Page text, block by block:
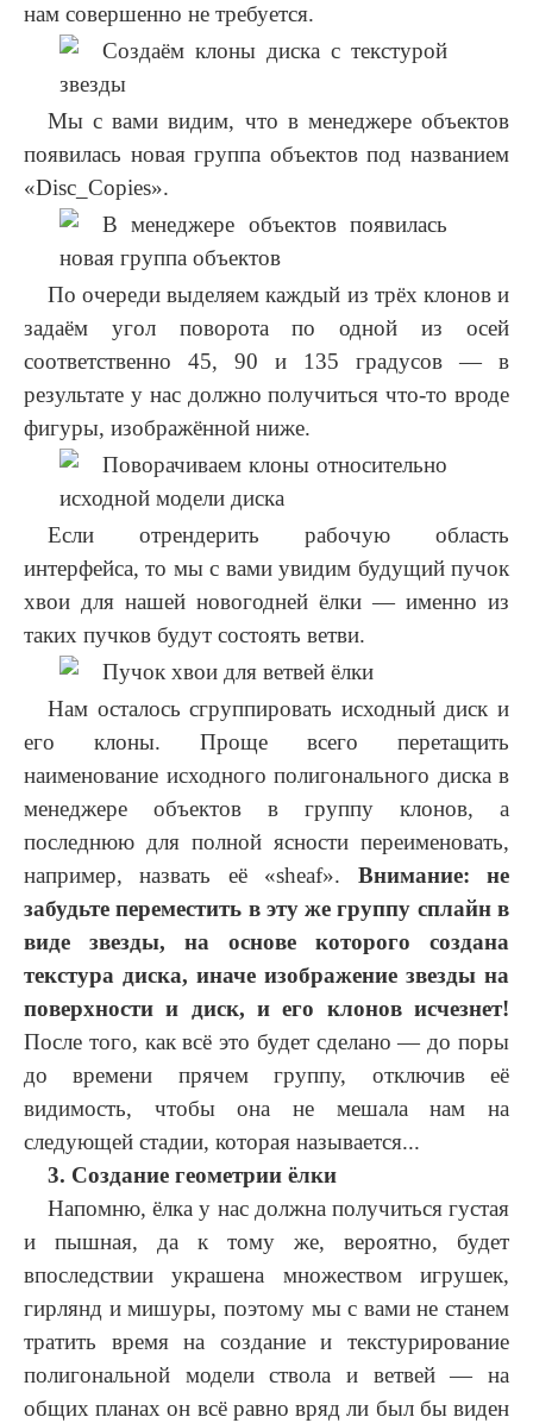
нам совершенно не требуется.
Мы с вами видим, что в менеджере объектов
появилась новая группа объектов под названием
«Disc_Copies».
По очереди выделяем каждый из трёх клонов и
задаём угол поворота по одной из осей
соответственно 45, 90 и 135 градусов — в
результате у нас должно получиться что-то вроде
фигуры, изображённой ниже.
Если отрендерить рабочую область
интерфейса, то мы с вами увидим будущий пучок
хвои для нашей новогодней ёлки — именно из
таких пучков будут состоять ветви.
Нам осталось сгруппировать исходный диск и
его клоны. Проще всего перетащить
наименование исходного полигонального диска в
менеджере объектов в группу клонов, а
последнюю для полной ясности переименовать,
например, назвать её «sheaf». Внимание: не
забудьте переместить в эту же группу сплайн в
виде звезды, на основе которого создана
текстура диска, иначе изображение звезды на
поверхности и диск, и его клонов исчезнет!
После того, как всё это будет сделано — до поры
до времени прячем группу, отключив её
видимость, чтобы она не мешала нам на
следующей стадии, которая называется...
3. Создание геометрии ёлки
Напомню, ёлка у нас должна получиться густая
и пышная, да к тому же, вероятно, будет
впоследствии украшена множеством игрушек,
гирлянд и мишуры, поэтому мы с вами не станем
тратить время на создание и текстурирование
полигональной модели ствола и ветвей — на
общих планах он всё равно вряд ли был бы виден